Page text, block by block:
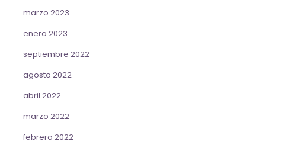
marzo 2023
enero 2023
septiembre 2022
agosto 2022
abril 2022
marzo 2022
febrero 2022